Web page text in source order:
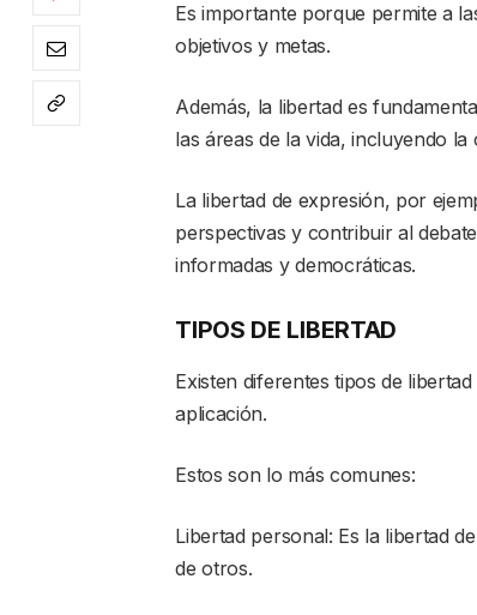
Es importante porque permite a
objetivos y metas.
Además, la libertad es
las áreas de la vida, incluyendo
La libertad de expresión, por
perspectivas y contribuir al
informadas y democráticas.
TIPOS DE LIBERTAD
Existen diferentes tipos de
aplicación.
Estos son lo más comunes:
Libertad personal: Es la libertad
de otros.